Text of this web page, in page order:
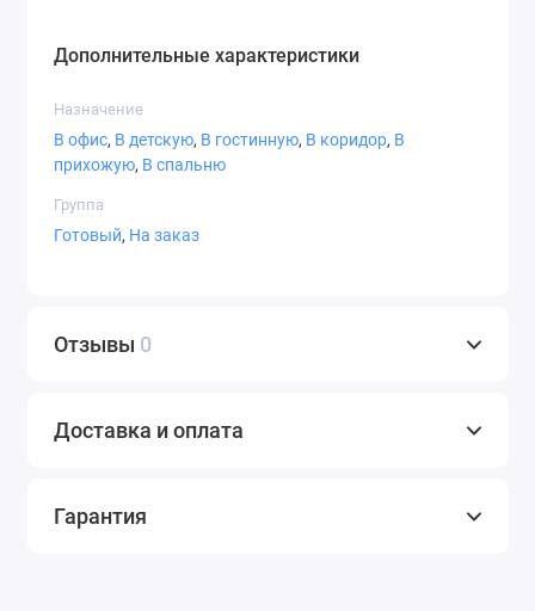
Дополнительные характеристики
Назначение
В офис, В детскую, В гостинную, В коридор, В
прихожую, В спальню
Группа
Готовый, На заказ
Отзывы 0
Доставка и оплата
Гарантия